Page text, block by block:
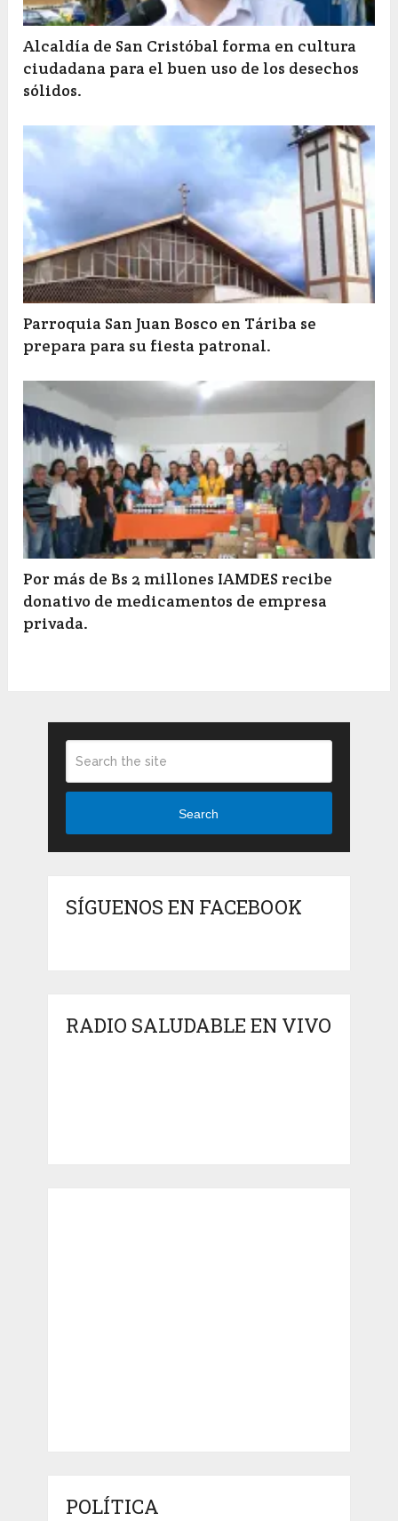
Alcaldía de San Cristóbal forma en cultura
ciudadana para el buen uso de los desechos
sólidos.
Parroquia San Juan Bosco en Táriba se
prepara para su fiesta patronal.
Por más de Bs 2 millones IAMDES recibe
donativo de medicamentos de empresa
privada.
Search
SÍGUENOS EN FACEBOOK
RADIO SALUDABLE EN VIVO
POLÍTICA